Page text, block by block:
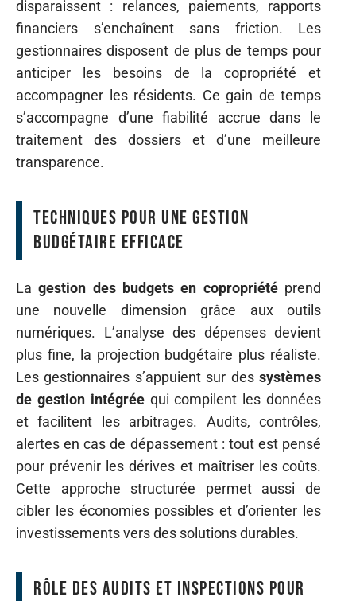
disparaissent : relances, paiements, rapports
financiers s’enchaînent sans friction. Les
gestionnaires disposent de plus de temps pour
anticiper les besoins de la copropriété et
accompagner les résidents. Ce gain de temps
s’accompagne d’une fiabilité accrue dans le
traitement des dossiers et d’une meilleure
transparence.
Techniques pour une gestion
budgétaire efficace
Lagestion des budgets en copropriétéprend
une nouvelle dimension grâce aux outils
numériques. L’analyse des dépenses devient
plus fine, la projection budgétaire plus réaliste.
Les gestionnaires s’appuient sur des systèmes
de gestion intégréequi compilent les données
et facilitent les arbitrages. Audits, contrôles,
alertes en cas de dépassement : tout est pensé
pour prévenir les dérives et maîtriser les coûts.
Cette approche structurée permet aussi de
cibler les économies possibles et d’orienter les
investissements vers des solutions durables.
Rôle des audits et inspections pour